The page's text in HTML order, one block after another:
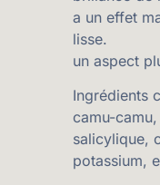
a un effet
lisse.
un aspect
Ingrédients
camu-
salicylique,
potassium,